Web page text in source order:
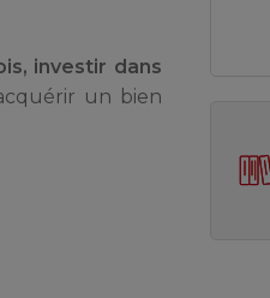
investir dans
un bien